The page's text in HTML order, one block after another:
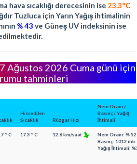
hava sıcaklığı derecesinin ise 23.3°C
Tuzluca için Yarın Yağış ihtimalinin
% 43 ve Güneş UV indeksinin ise
Ağustos 2026 Cuma günü için
tahminleri
Hissedilen
Sıcaklık
Rüzgar Hızı
Nem Oranı /
Basınç / Yağış
İhtimali
° C 17.3 ° C 12.6 km/saat
Nem Oranı: % 52
Basınç: 1012 mb
Yağış İhtimali: